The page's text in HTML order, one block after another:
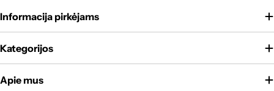
Informacija pirkėjams
Kategorijos
Apie mus